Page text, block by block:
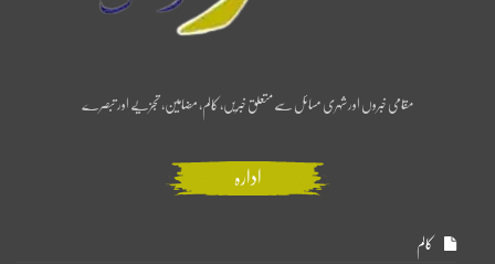
مقامی خبروں اور شہری مسائل سے متعلق خبریں، کالم، مضامین، تجزیے اور تبصرے
ادارہ
کالم